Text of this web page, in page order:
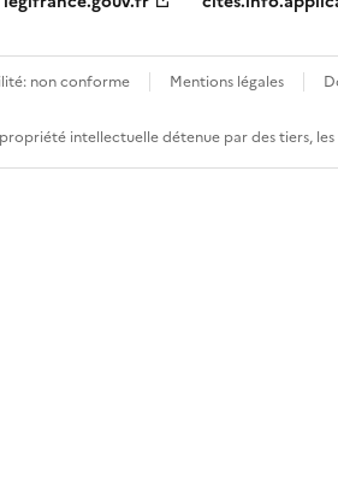
non conforme Mentions légales
intellectuelle détenue par des tiers,